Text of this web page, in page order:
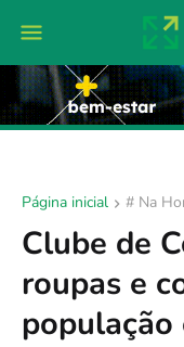
Página inicial # Na
Clube de
roupas e
população